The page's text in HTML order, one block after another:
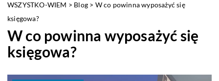
WSZYSTKO-WIEM > Blog > W co powinna wyposażyć się
księgowa?
W co powinna wyposażyć się
księgowa?